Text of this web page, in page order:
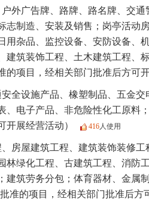
外广告牌、路牌、路名牌、交
志制造、安装及销售；岗亭活动
用杂品、监控设备、安防设备、
建筑装饰工程、土木建筑工程、
的项目，经相关部门批准后方可
全设施产品、橡塑制品、五金
、电子产品、非危险性化工原料
开展经营活动）
416 人使用
房屋建筑工程、建筑装饰装修
林绿化工程、古建筑工程、消防
建筑劳务分包；体育器材、金属
准的项目，经相关部门批准后方